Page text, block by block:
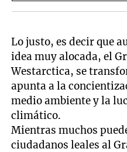
Lo justo, es decir que
idea muy alocada, el
Westarctica, se
apunta a la
medio ambiente y la
climático.
Mientras muchos
ciudadanos leales al